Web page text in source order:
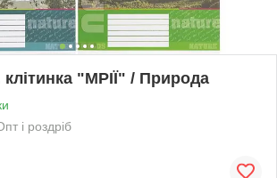
"МРІЇ" / Природа
і роздріб